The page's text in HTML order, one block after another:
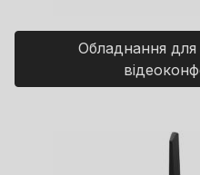
Обладнання для